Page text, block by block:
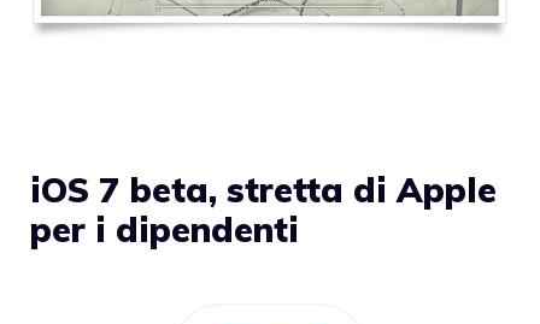
iOS 7 beta, stretta di Apple
per i dipendenti